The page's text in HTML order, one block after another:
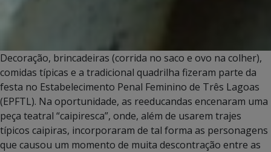
Decoração, brincadeiras (corrida no saco e ovo na colher),
comidas típicas e a tradicional quadrilha fizeram parte da
festa no Estabelecimento Penal Feminino de Três Lagoas
(EPFTL). Na oportunidade, as reeducandas encenaram uma
peça teatral “caipiresca”, onde, além de usarem trajes
típicos caipiras, incorporaram de tal forma as personagens
que causou um momento de muita descontração entre as